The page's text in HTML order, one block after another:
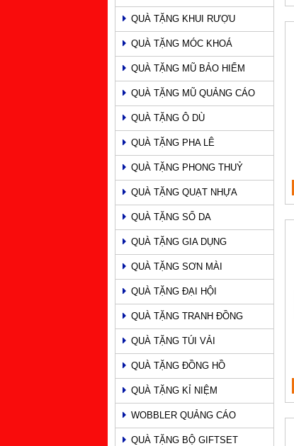
QUÀ TẶNG KHUI RƯỢU
QUÀ TẶNG MÓC KHOÁ
QUÀ TẶNG MŨ BẢO HIỂM
QUÀ TẶNG MŨ QUẢNG CÁO
QUÀ TẶNG Ô DÙ
QUÀ TẶNG PHA LÊ
QUÀ TẶNG PHONG THUỶ
QUÀ TẶNG QUẠT NHỰA
QUÀ TẶNG SỔ DA
QUÀ TẶNG GIA DỤNG
QUÀ TẶNG SƠN MÀI
QUÀ TẶNG ĐẠI HỘI
QUÀ TẶNG TRANH ĐỒNG
QUÀ TẶNG TÚI VẢI
QUÀ TẶNG ĐỒNG HỒ
QUÀ TẶNG KỈ NIỆM
WOBBLER QUẢNG CÁO
QUÀ TẶNG BỘ GIFTSET